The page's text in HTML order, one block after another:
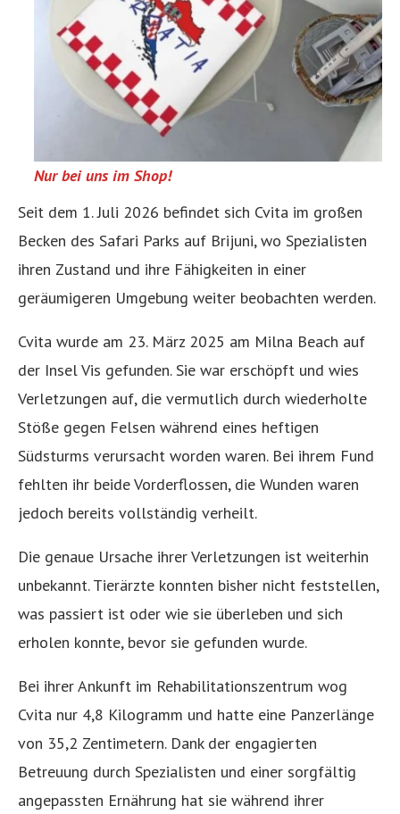
Nur bei uns im Shop!
Seit dem 1. Juli 2026 befindet sich Cvita im großen
Becken des Safari Parks auf Brijuni, wo Spezialisten
ihren Zustand und ihre Fähigkeiten in einer
geräumigeren Umgebung weiter beobachten werden.
Cvita wurde am 23. März 2025 am Milna Beach auf
der Insel Vis gefunden. Sie war erschöpft und wies
Verletzungen auf, die vermutlich durch wiederholte
Stöße gegen Felsen während eines heftigen
Südsturms verursacht worden waren. Bei ihrem Fund
fehlten ihr beide Vorderflossen, die Wunden waren
jedoch bereits vollständig verheilt.
Die genaue Ursache ihrer Verletzungen ist weiterhin
unbekannt. Tierärzte konnten bisher nicht feststellen,
was passiert ist oder wie sie überleben und sich
erholen konnte, bevor sie gefunden wurde.
Bei ihrer Ankunft im Rehabilitationszentrum wog
Cvita nur 4,8 Kilogramm und hatte eine Panzerlänge
von 35,2 Zentimetern. Dank der engagierten
Betreuung durch Spezialisten und einer sorgfältig
angepassten Ernährung hat sie während ihrer